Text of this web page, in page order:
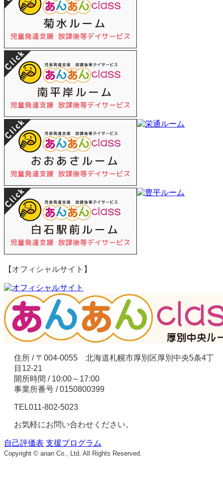
【オフィシャルサイト】
住所 / 〒004-0055 北海道札幌市厚別区厚別中央5条4丁
目12-21
開所時間 / 10:00～17:00
事業所番号 / 0150800399
TEL011-802-5023
お気軽にお問い合わせください。
自己評価表 支援プログラム
Copyright © anan Co., Ltd. All Rights Reserved.